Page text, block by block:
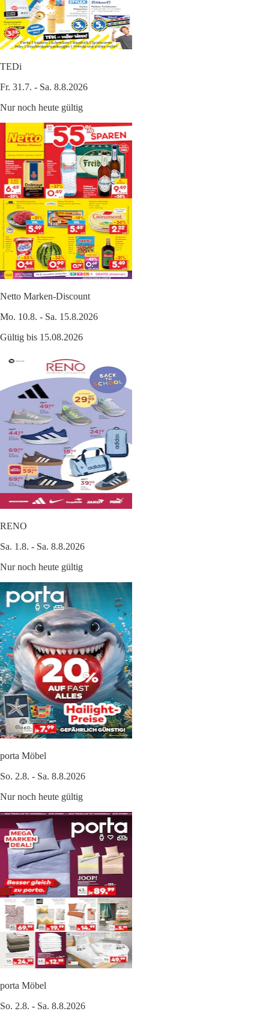
TEDi
Fr. 31.7. - Sa. 8.8.2026
Nur noch heute gültig
Netto Marken-Discount
Mo. 10.8. - Sa. 15.8.2026
Gültig bis 15.08.2026
RENO
Sa. 1.8. - Sa. 8.8.2026
Nur noch heute gültig
porta Möbel
So. 2.8. - Sa. 8.8.2026
Nur noch heute gültig
porta Möbel
So. 2.8. - Sa. 8.8.2026